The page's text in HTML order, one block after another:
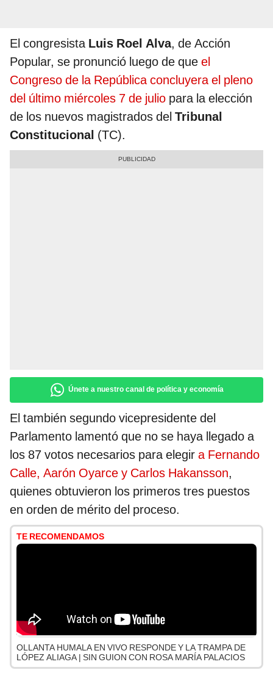
El congresista Luis Roel Alva, de Acción
Popular, se pronunció luego de que el
Congreso de la República concluyera el pleno
del último miércoles 7 de julio para la elección
de los nuevos magistrados del Tribunal
Constitucional (TC).
Únete a nuestro canal de política y economía
El también segundo vicepresidente del
Parlamento lamentó que no se haya llegado a
los 87 votos necesarios para elegir a Fernando
Calle, Aarón Oyarce y Carlos Hakansson,
quienes obtuvieron los primeros tres puestos
en orden de mérito del proceso.
TE RECOMENDAMOS
OLLANTA HUMALA EN VIVO RESPONDE Y LA TRAMPA DE
LÓPEZ ALIAGA | SIN GUION CON ROSA MARÍA PALACIOS